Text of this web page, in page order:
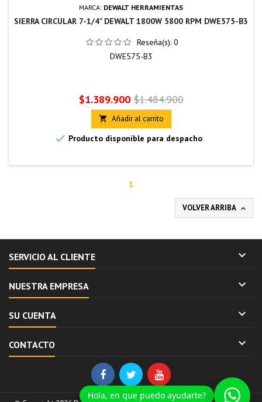
MARCA: DEWALT HERRAMIENTAS
SIERRA CIRCULAR 7-1/4" DEWALT 1800W 5800 RPM DWE575-B3
Reseña(s): 0
DWE575-B3
Precio
$1.389.900 Precio
base
$1.484.900
 Añadir al carrito
 Producto disponible para despacho
1
VOLVER ARRIBA 
SERVICIO AL CLIENTE 
NUESTRA EMPRESA 
SU CUENTA 
CONTACTO 
Hola, en que puedo ayudarte?